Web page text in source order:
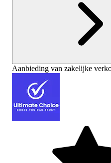
Aanbieding van zakelijke